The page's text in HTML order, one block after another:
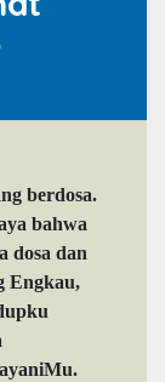
berdosa.
bahwa
dosa dan
Engkau,